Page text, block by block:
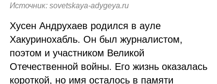
Источник: sovetskaya-adygeya.ru
Хусен Андрухаев родился в ауле
Хакуринохабль. Он был журналистом,
поэтом и участником Великой
Отечественной войны. Его жизнь оказалась
короткой, но имя осталось в памяти